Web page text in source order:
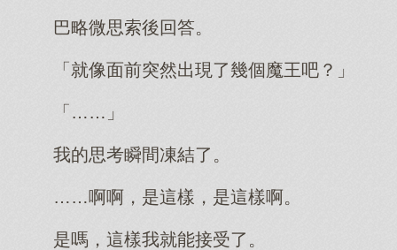
巴略微思索後回答。
「就像面前突然出現了幾個魔王吧？」
「……」
我的思考瞬間凍結了。
……啊啊，是這樣，是這樣啊。
是嗎，這樣我就能接受了。